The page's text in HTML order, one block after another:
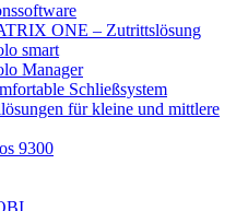
ONE – Zutrittslösung
smart
Manager
Schließsystem
für kleine und mittlere
9300